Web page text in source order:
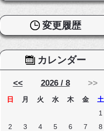
変更履歴
カレンダー
<< 2026 / 8 >>
日 月 火 水 木 金
土
1
2
3 4 5 6 7
8